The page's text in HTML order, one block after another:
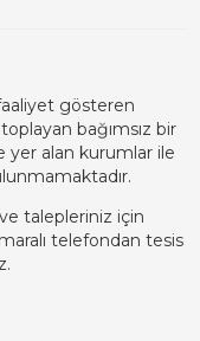
gösteren
bağımsız bir
yer alan kurumlar ile
talepleriniz için
telefondan tesis